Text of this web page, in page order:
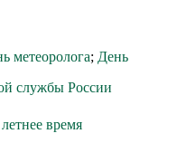
метеоролога; День
службы России
время